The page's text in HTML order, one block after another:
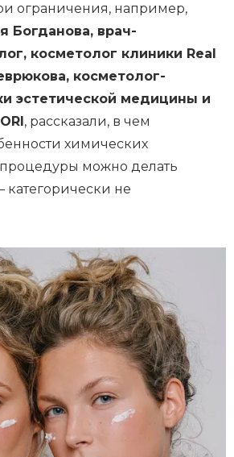
ограничения, например,
Богданова, врач-
косметолог клиники Real
косметолог-
эстетической медицины и
, рассказали, в чем
химических
можно делать
категорически не